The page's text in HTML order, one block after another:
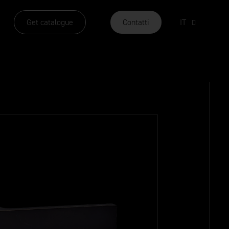
Get catalogue Contatti IT